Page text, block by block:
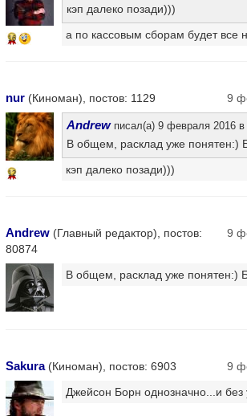
16
кэп далеко позади)))
а по кассовым сборам будет все
nur (Киноман), постов: 1129 9
12
Andrewписал(а) 9 февраля 2016 в
В общем, расклад уже понятен:)
кэп далеко позади)))
Andrew (Главный редактор), постов:
80874
9
В общем, расклад уже понятен:)
Sakura(Киноман), постов: 6903 9
Джейсон Борн однозначно...и без